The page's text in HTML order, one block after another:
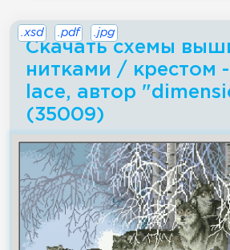
Скачать схемы
нитками / крестом
lace, автор
(35009)
.xsd .pdf .jpg